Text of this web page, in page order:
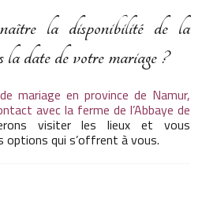
la disponibilité de la
la date de votre mariage ?
mariage en province de Namur,
avec la ferme de l’Abbaye de
visiter les lieux et vous
qui s’offrent à vous.